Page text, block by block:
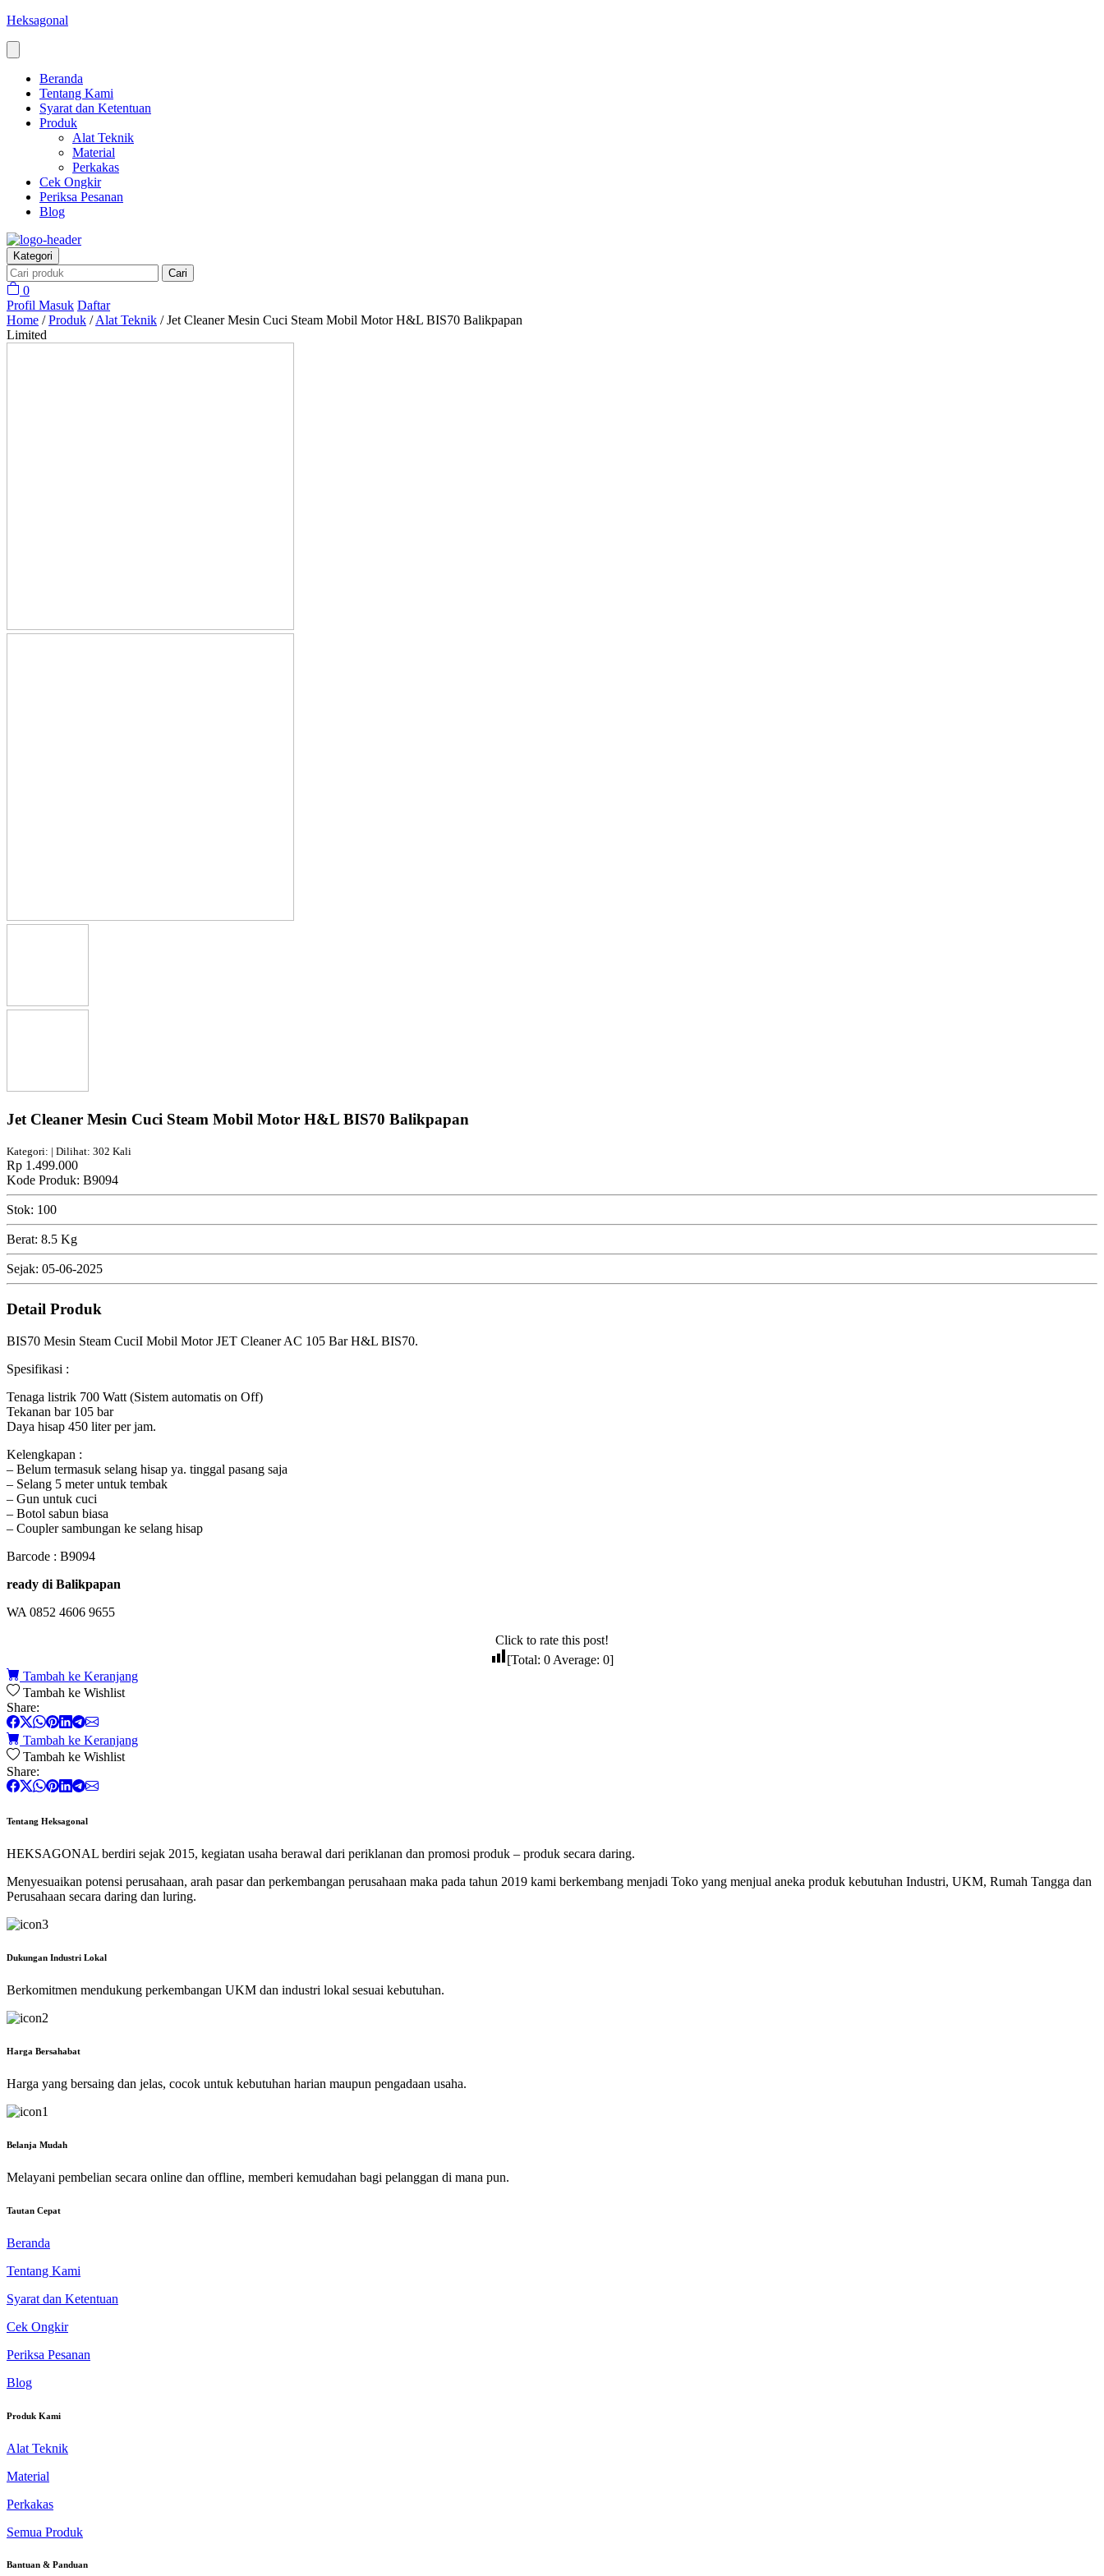
Heksagonal
Beranda
Tentang Kami
Syarat dan Ketentuan
Produk
Alat Teknik
Material
Perkakas
Cek Ongkir
Periksa Pesanan
Blog
Kategori
Cari
0
Profil Masuk Daftar
Home /Produk /Alat Teknik /Jet Cleaner Mesin Cuci Steam Mobil Motor H&L BIS70 Balikpapan
Limited
Jet Cleaner Mesin Cuci Steam Mobil Motor H&L BIS70 Balikpapan
Kategori: | Dilihat: 302 Kali
Rp 1.499.000
Kode Produk: B9094
Stok: 100
Berat: 8.5 Kg
Sejak: 05-06-2025
Detail Produk
BIS70 Mesin Steam CuciI Mobil Motor JET Cleaner AC 105 Bar H&L BIS70.
Spesifikasi :
Tenaga listrik 700 Watt (Sistem automatis on Off)
Tekanan bar 105 bar
Daya hisap 450 liter per jam.
Kelengkapan :
– Belum termasuk selang hisap ya. tinggal pasang saja
– Selang 5 meter untuk tembak
– Gun untuk cuci
– Botol sabun biasa
– Coupler sambungan ke selang hisap
Barcode : B9094
ready di Balikpapan
WA 0852 4606 9655
Click to rate this post!
[Total: 0 Average: 0]
Tambah ke Keranjang
Tambah ke Wishlist
Share:
Tambah ke Keranjang
Tambah ke Wishlist
Share:
Tentang Heksagonal
HEKSAGONAL berdiri sejak 2015, kegiatan usaha berawal dari periklanan dan promosi produk – produk secara daring.
Menyesuaikan potensi perusahaan, arah pasar dan perkembangan perusahaan maka pada tahun 2019 kami berkembang menjadi Toko yang menjual aneka produk kebutuhan Industri, UKM, Rumah Tangga dan
Perusahaan secara daring dan luring.
Dukungan Industri Lokal
Berkomitmen mendukung perkembangan UKM dan industri lokal sesuai kebutuhan.
Harga Bersahabat
Harga yang bersaing dan jelas, cocok untuk kebutuhan harian maupun pengadaan usaha.
Belanja Mudah
Melayani pembelian secara online dan offline, memberi kemudahan bagi pelanggan di mana pun.
Tautan Cepat
Beranda
Tentang Kami
Syarat dan Ketentuan
Cek Ongkir
Periksa Pesanan
Blog
Produk Kami
Alat Teknik
Material
Perkakas
Semua Produk
Bantuan & Panduan